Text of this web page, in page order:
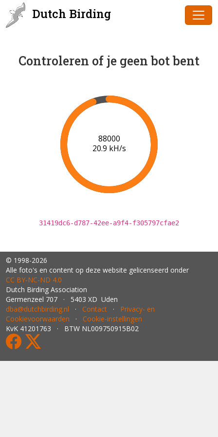
Dutch Birding
Controleren of je geen bot bent
90000
21.0 kH/s
31419dc6-d787-42ee-a9f4-f305797cfae2
© 1998-2026
Alle foto's en content op deze website gelicenseerd onder
CC BY‑NC‑ND 4.0
Dutch Birding Association
Germenzeel 707 · 5403 XD Uden
dba@dutchbirding.nl · Contact · Privacy- en
Cookievoorwaarden · Cookie-instellingen
KvK 41201763 · BTW NL009750915B02